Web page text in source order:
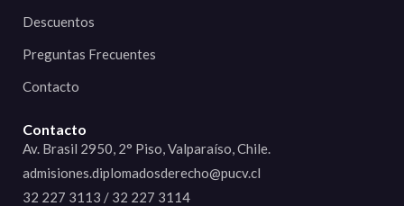
Descuentos
Preguntas Frecuentes
Contacto
Contacto
Av. Brasil 2950, 2° Piso, Valparaíso, Chile.
admisiones.diplomadosderecho@pucv.cl
32 227 3113 / 32 227 3114